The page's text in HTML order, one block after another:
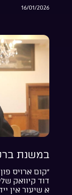
16/01/2026
במשנת
“קום ארויס
דוד קיוואק
א שיעור אין